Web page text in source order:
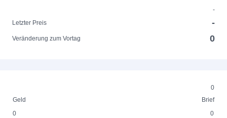
-
Letzter Preis
-
Veränderung zum Vortag 0
0
Geld
Brief
0
0